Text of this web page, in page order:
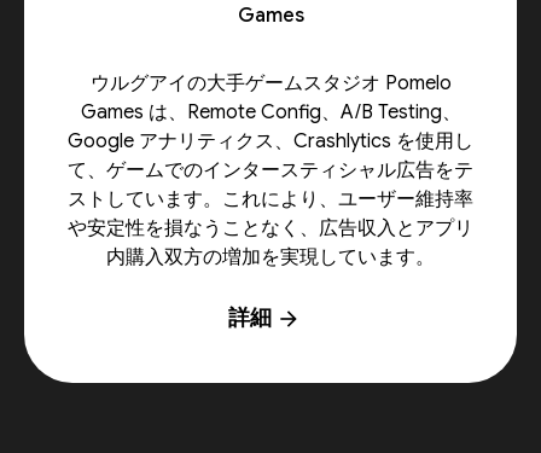
Games
ウルグアイの大手ゲームスタジオ Pomelo
Games は、Remote Config、A/B Testing、
Google アナリティクス、Crashlytics を使用し
て、ゲームでのインタースティシャル広告をテ
ストしています。これにより、ユーザー維持率
や安定性を損なうことなく、広告収入とアプリ
内購入双方の増加を実現しています。
詳細 arrow_forward